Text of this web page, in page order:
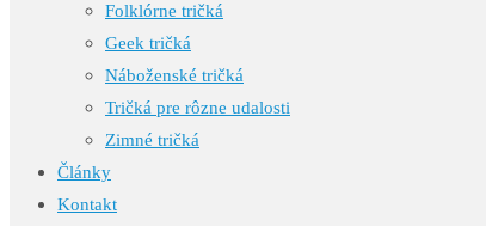
Folklórne tričká
Geek tričká
Náboženské tričká
Tričká pre rôzne udalosti
Zimné tričká
Články
Kontakt